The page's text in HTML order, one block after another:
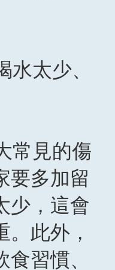
太少、
常見的傷
要多加留
少，這會
此外，
習慣、